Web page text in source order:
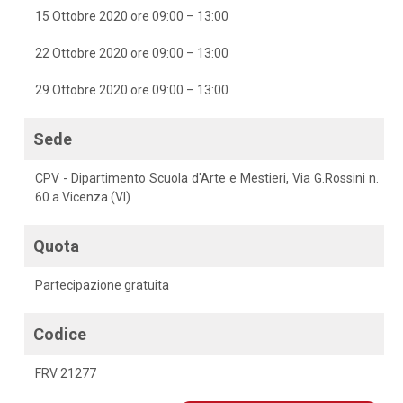
15 Ottobre 2020 ore 09:00 – 13:00
22 Ottobre 2020 ore 09:00 – 13:00
29 Ottobre 2020 ore 09:00 – 13:00
Sede
CPV - Dipartimento Scuola d'Arte e Mestieri, Via G.Rossini n.
60 a Vicenza (VI)
Quota
Partecipazione gratuita
Codice
FRV 21277